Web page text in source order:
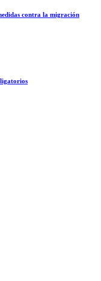
contra la migración